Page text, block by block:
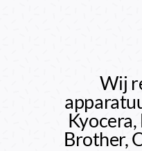
Wij
Kyocera,
Brother,